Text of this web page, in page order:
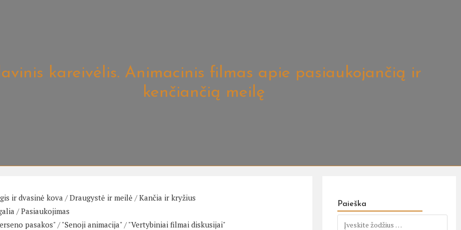
kareivėlis. Animacinis filmas apie pasiaukojančią ir
kenčiančią meilę
ir dvasinė kova /Draugystė ir meilė /Kančia ir kryžius
/Pasiaukojimas
pasakos" /"Senoji animacija" /"Vertybiniai filmai diskusijai"
Paieška